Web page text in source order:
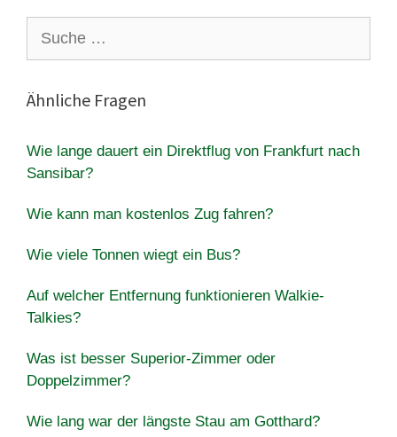
nach:
Ähnliche Fragen
Wie lange dauert ein Direktflug von Frankfurt nach
Sansibar?
Wie kann man kostenlos Zug fahren?
Wie viele Tonnen wiegt ein Bus?
Auf welcher Entfernung funktionieren Walkie-
Talkies?
Was ist besser Superior-Zimmer oder
Doppelzimmer?
Wie lang war der längste Stau am Gotthard?